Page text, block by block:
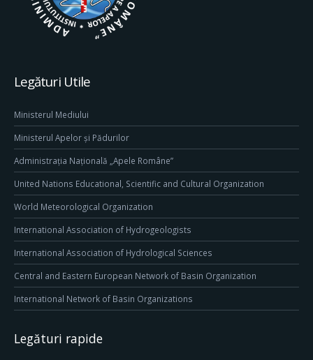
Legături Utile
Ministerul Mediului
Ministerul Apelor și Pădurilor
Administrația Națională „Apele Române”
United Nations Educational, Scientific and Cultural Organization
World Meteorological Organization
International Association of Hydrogeologists
International Association of Hydrological Sciences
Central and Eastern European Network of Basin Organization
International Network of Basin Organizations
Legături rapide